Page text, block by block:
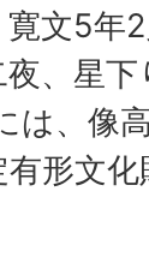
文5年
、星
は、像
形文